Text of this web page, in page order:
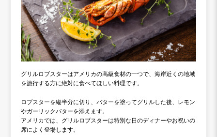
グリルロブスターはアメリカの高級食材の一つで、海岸近くの地域
を旅行する方に絶対に食べてほしい料理です。
ロブスターを縦半分に切り、バターを塗ってグリルした後、レモン
やガーリックバターを添えます。
アメリカでは、グリルロブスターは特別な日のディナーやお祝いの
席によく登場します。